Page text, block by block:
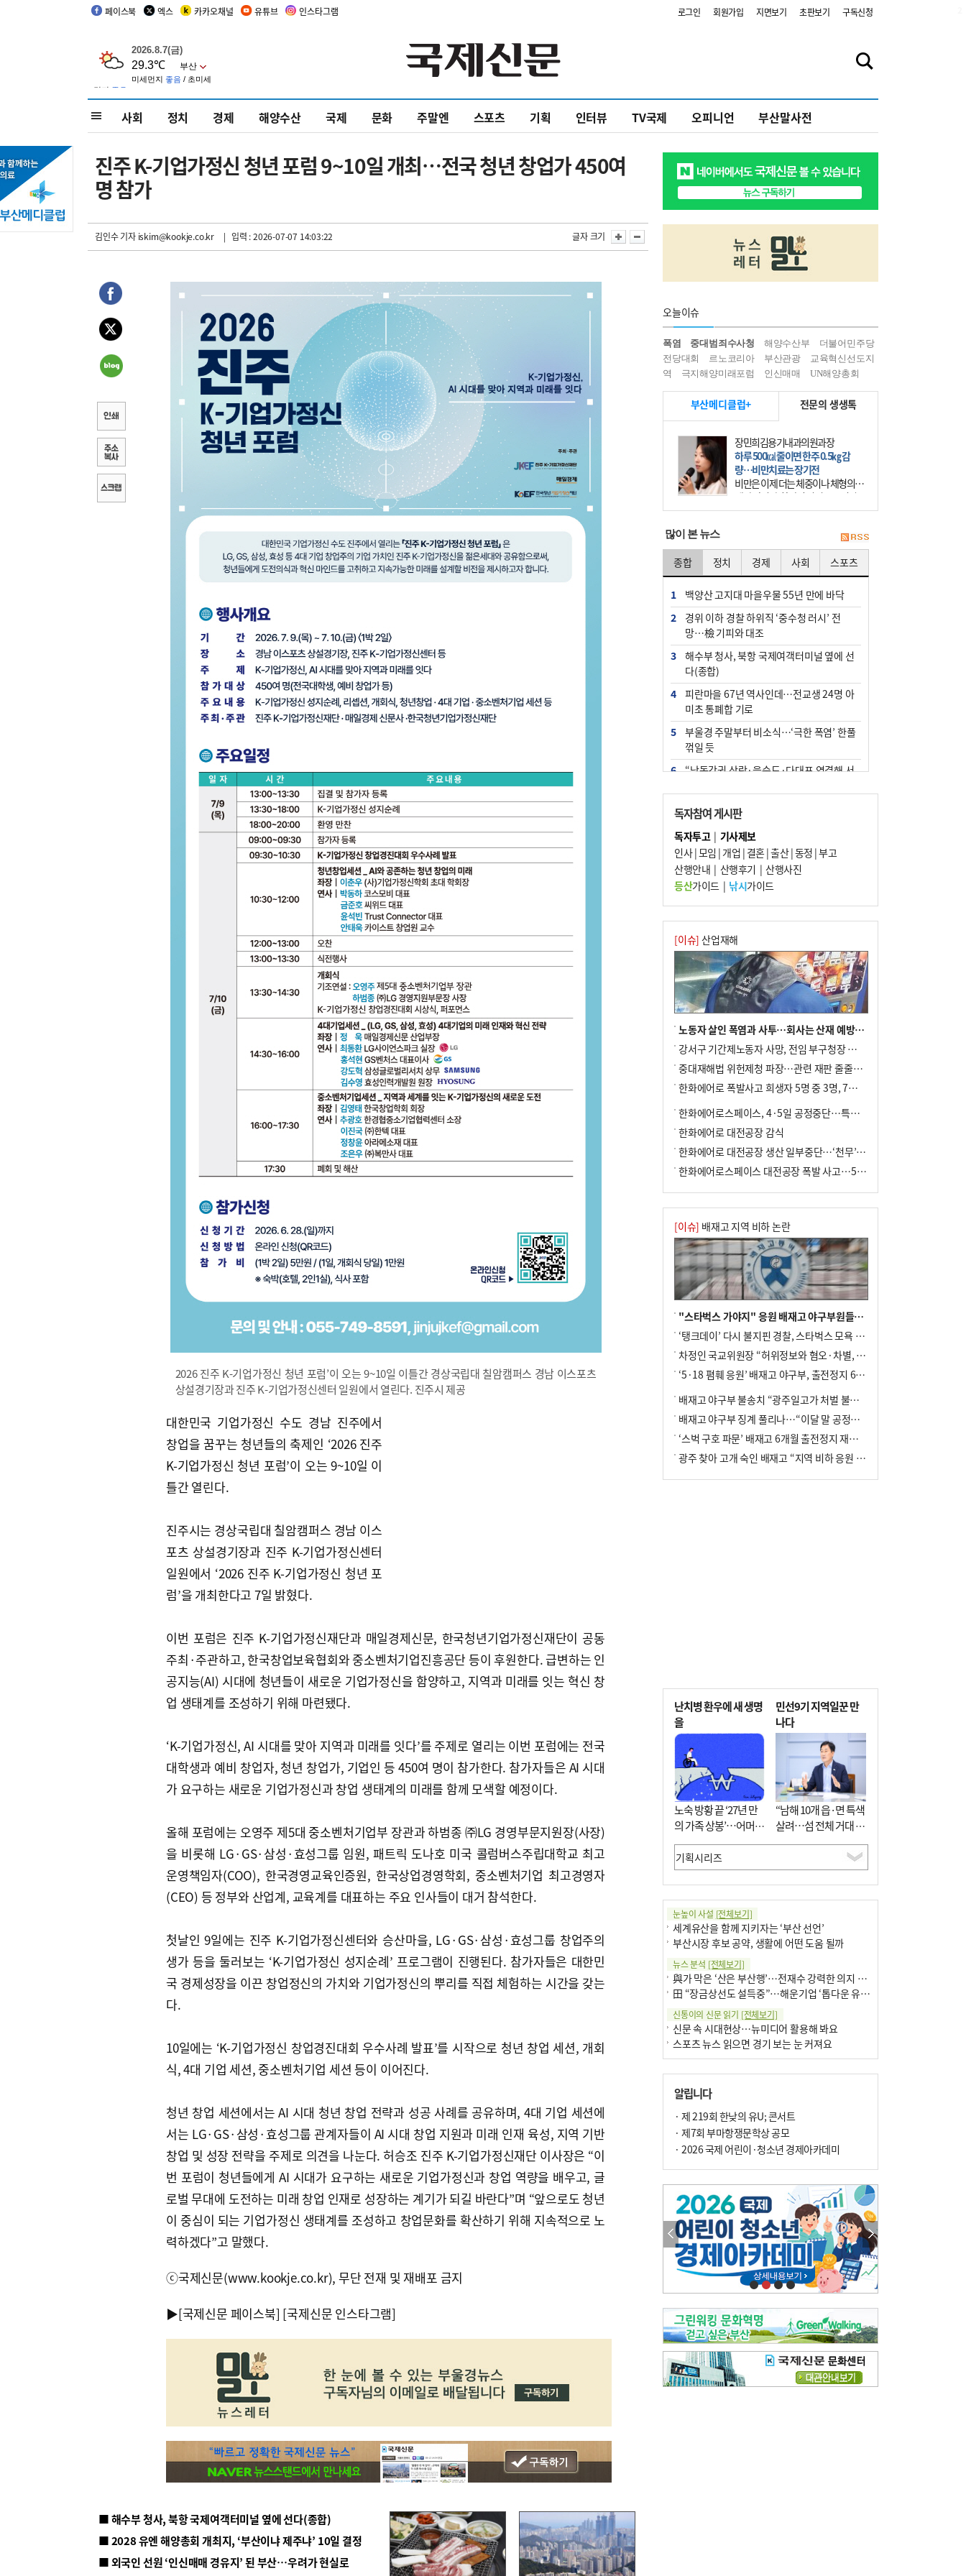
페이스북 엑스 카카오채널 유튜브 인스타그램 로그인 회원가입 지면보기 초판보기 구독신청
사회 정치 경제 해양수산 국제 문화 주말엔 스포츠 기획 인터뷰 TV국제 오피니언 부산말사전
진주 K-기업가정신 청년 포럼 9~10일 개최…전국 청년 창업가 450여
명 참가
김인수 기자iskim@kookje.co.kr | 입력 : 2026-07-07 14:03:22 글자 크기
2026 진주 K-기업가정신 청년 포럼’이 오는 9~10일 이틀간 경상국립대 칠암캠퍼스 경남 이스포츠
상설경기장과 진주 K-기업가정신센터 일원에서 열린다. 진주시 제공
대한민국 기업가정신 수도 경남 진주에서
창업을 꿈꾸는 청년들의 축제인 ‘2026 진주
K-기업가정신 청년 포럼’이 오는 9~10일 이
틀간 열린다.
진주시는 경상국립대 칠암캠퍼스 경남 이스
포츠 상설경기장과 진주 K-기업가정신센터
일원에서 ‘2026 진주 K-기업가정신 청년 포
럼’을 개최한다고 7일 밝혔다.
이번 포럼은 진주 K-기업가정신재단과 매일경제신문, 한국청년기업가정신재단이 공동
주최·주관하고, 한국창업보육협회와 중소벤처기업진흥공단 등이 후원한다. 급변하는 인
공지능(AI) 시대에 청년들이 새로운 기업가정신을 함양하고, 지역과 미래를 잇는 혁신 창
업 생태계를 조성하기 위해 마련됐다.
‘K-기업가정신, AI 시대를 맞아 지역과 미래를 잇다’를 주제로 열리는 이번 포럼에는 전국
대학생과 예비 창업자, 청년 창업가, 기업인 등 450여 명이 참가한다. 참가자들은 AI 시대
가 요구하는 새로운 기업가정신과 창업 생태계의 미래를 함께 모색할 예정이다.
올해 포럼에는 오영주 제5대 중소벤처기업부 장관과 하범종 ㈜LG 경영부문지원장(사장)
을 비롯해 LG·GS·삼성·효성그룹 임원, 패트릭 도나호 미국 콜럼버스주립대학교 최고
운영책임자(COO), 한국경영교육인증원, 한국상업경영학회, 중소벤처기업 최고경영자
(CEO) 등 정부와 산업계, 교육계를 대표하는 주요 인사들이 대거 참석한다.
첫날인 9일에는 진주 K-기업가정신센터와 승산마을, LG·GS·삼성·효성그룹 창업주의
생가 등을 둘러보는 ‘K-기업가정신 성지순례’ 프로그램이 진행된다. 참가자들은 대한민
국 경제성장을 이끈 창업정신의 가치와 기업가정신의 뿌리를 직접 체험하는 시간을 갖는
다.
10일에는 ‘K-기업가정신 창업경진대회 우수사례 발표’를 시작으로 청년 창업 세션, 개회
식, 4대 기업 세션, 중소벤처기업 세션 등이 이어진다.
청년 창업 세션에서는 AI 시대 청년 창업 전략과 성공 사례를 공유하며, 4대 기업 세션에
서는 LG·GS·삼성·효성그룹 관계자들이 AI 시대 창업 지원과 미래 인재 육성, 지역 기반
창업 및 성장 전략을 주제로 의견을 나눈다. 허승조 진주 K-기업가정신재단 이사장은 “이
번 포럼이 청년들에게 AI 시대가 요구하는 새로운 기업가정신과 창업 역량을 배우고, 글
로벌 무대에 도전하는 미래 창업 인재로 성장하는 계기가 되길 바란다”며 “앞으로도 청년
이 중심이 되는 기업가정신 생태계를 조성하고 창업문화를 확산하기 위해 지속적으로 노
력하겠다”고 말했다.
ⓒ국제신문(www.kookje.co.kr), 무단 전재 및 재배포 금지
▶[국제신문 페이스북] [국제신문 인스타그램]
■ 해수부 청사, 북항 국제여객터미널 옆에 선다(종합)
■ 2028 유엔 해양총회 개최지, ‘부산이냐 제주냐’ 10일 결정
■ 외국인 선원 ‘인신매매 경유지’ 된 부산…우려가 현실로
오늘이슈
폭염 중대범죄수사청 해양수산부
더불어민주당
전당대회
르노코리아 부산관광
교육혁신선도지
역
극지해양미래포럼 인신매매 UN해양총회
부산메디클럽+ 전문의 생생톡
장민희김용기내과의원과장
하루 500㎉ 줄이면 한주 0.5㎏ 감
량…비만치료는 장기전
비만은 이제 더는 체중이나 체형의 문
제가 아니다. 하나의 질병으로 인지
하고 치료와 관리를 해야 한다. 세계
많이 본 뉴스
종합 정치 경제 사회 스포츠
1
백양산 고지대 마을우물 55년 만에 바닥
2
경위 이하 경찰 하위직 ‘중수청 러시’ 전
망…檢 기피와 대조
3
해수부 청사, 북항 국제여객터미널 옆에 선
다(종합)
4
피란마을 67년 역사인데…전교생 24명 아
미초 통폐합 기로
5
부울경 주말부터 비소식…‘극한 폭염’ 한풀
꺾일 듯
6
“낙동강권 삼락·을숙도·다대포 연결해 서
7
오늘의 날씨- 2026년 8월 7일
8
외국인 선원 ‘인신매매 경유지’ 된 부산…
우려가 현실로
9
[사설] 해수부 신청사 북항으로 확정, 해양
수도 도약의 전환점
10 르노 못 타는 부산시장…관용차 규정에 막
힌 지역기업 응원
독자참여 게시판
독자투고| 기사제보
인사|모임 | 개업 | 결혼|출산|동정 |부고
산행안내 | 산행후기 | 산행사진
등산가이드| 낚시가이드
[이슈] 산업재해
노동자 살인 폭염과 사투…회사는 산재 예방·전기료 절감 전력
강서구 기간제노동자 사망, 전임 부구청장 檢 송치
중대재해법 위헌제청 파장…관련 재판 줄줄이 브레이크
한화에어로 폭발사고 희생자 5명 중 3명, 7일 영면
한화에어로스페이스, 4·5일 공정중단…특별 안전점검
한화에어로 대전공장 감식
한화에어로 대전공장 생산 일부중단…‘천무’ 수출 비상
한화에어로스페이스 대전공장 폭발 사고…5명 사망·2명 부상(종합)
[이슈] 배재고 지역 비하 논란
"스타벅스 가야지" 응원 배재고 야구부원들, 학교서 징계 처분
‘탱크데이’ 다시 불지핀 경찰, 스타벅스 모욕 혐의 압수수색
차정인 국교위원장 “허위정보와 혐오·차별, 학교 교실까지 유입"
‘5·18 폄훼 응원’ 배재고 야구부, 출전정지 6개월→1개월 감경
배재고 야구부 불송치 “광주일고가 처벌 불원 의사 표해”
배재고 야구부 징계 풀리나…“이달 말 공정위서 재심의”
‘스벅 구호 파문’ 배재고 6개월 출전정지 재심 신청키로
광주 찾아 고개 숙인 배재고 “지역 비하 응원 잘못”(종합)
난치병 환우에 새 생명
을
노숙 방황 끝 ‘27년 만
의 가족 상봉’…어머니
와 행복 꿈꿔
민선9기 지역일꾼 만
나다
“남해 10개 읍·면 특색
살려…섬 전체 거대 정
원으로 조성”
눈높이 사설 [전체보기]
세계유산을 함께 지키자는 ‘부산 선언’
부산시장 후보 공약, 생활에 어떤 도움 될까
뉴스 분석 [전체보기]
與가 막은 ‘산은 부산행’…전재수 강력한 의지 표명 없인 공염불
田 “장금상선도 설득중”…해운기업 ‘톱다운 유치전’ 가속
신통이의 신문 읽기 [전체보기]
신문 속 시대현상…뉴미디어 활용해 봐요
스포츠 뉴스 읽으면 경기 보는 눈 커져요
구·군 승진 축하화분 관행 없애자니 소상공인 울상
팩트체크[전체보기]
의령 한우산 털중나리
한 손 뉴스[전체보기]
시민이 개발한 폭염 대응 앱 ‘그늘로’ 길안내 지도 등 인기
골목 맛집 발굴 고메 셀렉션…부산시, 페스티벌 시월 연계
오늘의 날씨-[전체보기]
오늘의 날씨- 2026년 8월 7일
오늘의 날씨- 2026년 8월 6일
우리 결혼해요-[전체보기]
우리 결혼해요- 김홍윤·정세빈 커플
알립니다
· 제 219회 한낮의 유U; 콘서트
· 제7회 부마항쟁문학상 공모
· 2026 국제 어린이·청소년 경제아카데미